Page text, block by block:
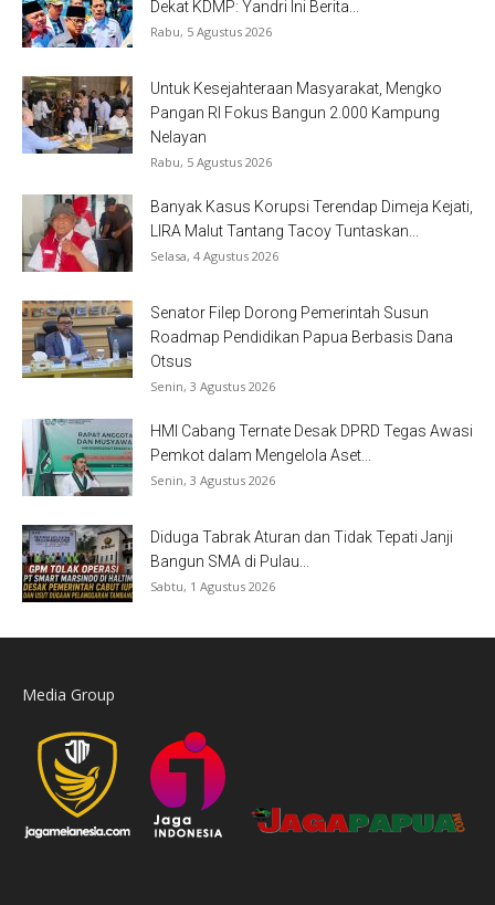
Dekat KDMP: Yandri Ini Berita...
Rabu, 5 Agustus 2026
Untuk Kesejahteraan Masyarakat, Mengko
Pangan RI Fokus Bangun 2.000 Kampung
Nelayan
Rabu, 5 Agustus 2026
Banyak Kasus Korupsi Terendap Dimeja Kejati,
LIRA Malut Tantang Tacoy Tuntaskan...
Selasa, 4 Agustus 2026
Senator Filep Dorong Pemerintah Susun
Roadmap Pendidikan Papua Berbasis Dana
Otsus
Senin, 3 Agustus 2026
HMI Cabang Ternate Desak DPRD Tegas Awasi
Pemkot dalam Mengelola Aset...
Senin, 3 Agustus 2026
Diduga Tabrak Aturan dan Tidak Tepati Janji
Bangun SMA di Pulau...
Sabtu, 1 Agustus 2026
Media Group